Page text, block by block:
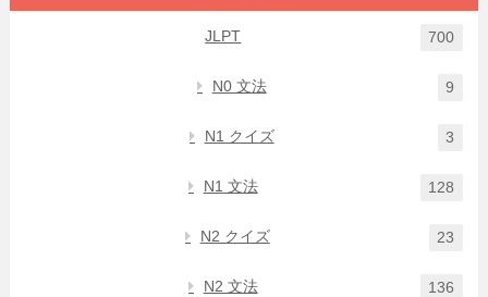
JLPT 700
N0 文法 9
N1 クイズ 3
N1 文法 128
N2 クイズ 23
N2 文法 136